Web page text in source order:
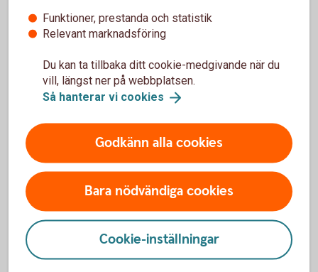
Skillnad mellan säkerhet och
katastrof
Genom att vidta dessa förebyggande åtgärder kan du
avsevärt minska risken för bränder och skydda liv och
egendom. Brandsäkerhet är en gemensam ansträngning
som kräver medvetenhet och engagemang från alla
medlemmar i hemmet. Ta inte lätt på dessa åtgärder – de
kan vara skillnaden mellan säkerhet och katastrof.
Andra läste också
Funktioner, prestanda och statistik
Relevant marknadsföring
Du kan ta tillbaka ditt cookie-medgivande när du
vill, längst ner på webbplatsen.
Så hanterar vi cookies
Godkänn alla cookies
Bara nödvändiga cookies
Cookie-inställningar